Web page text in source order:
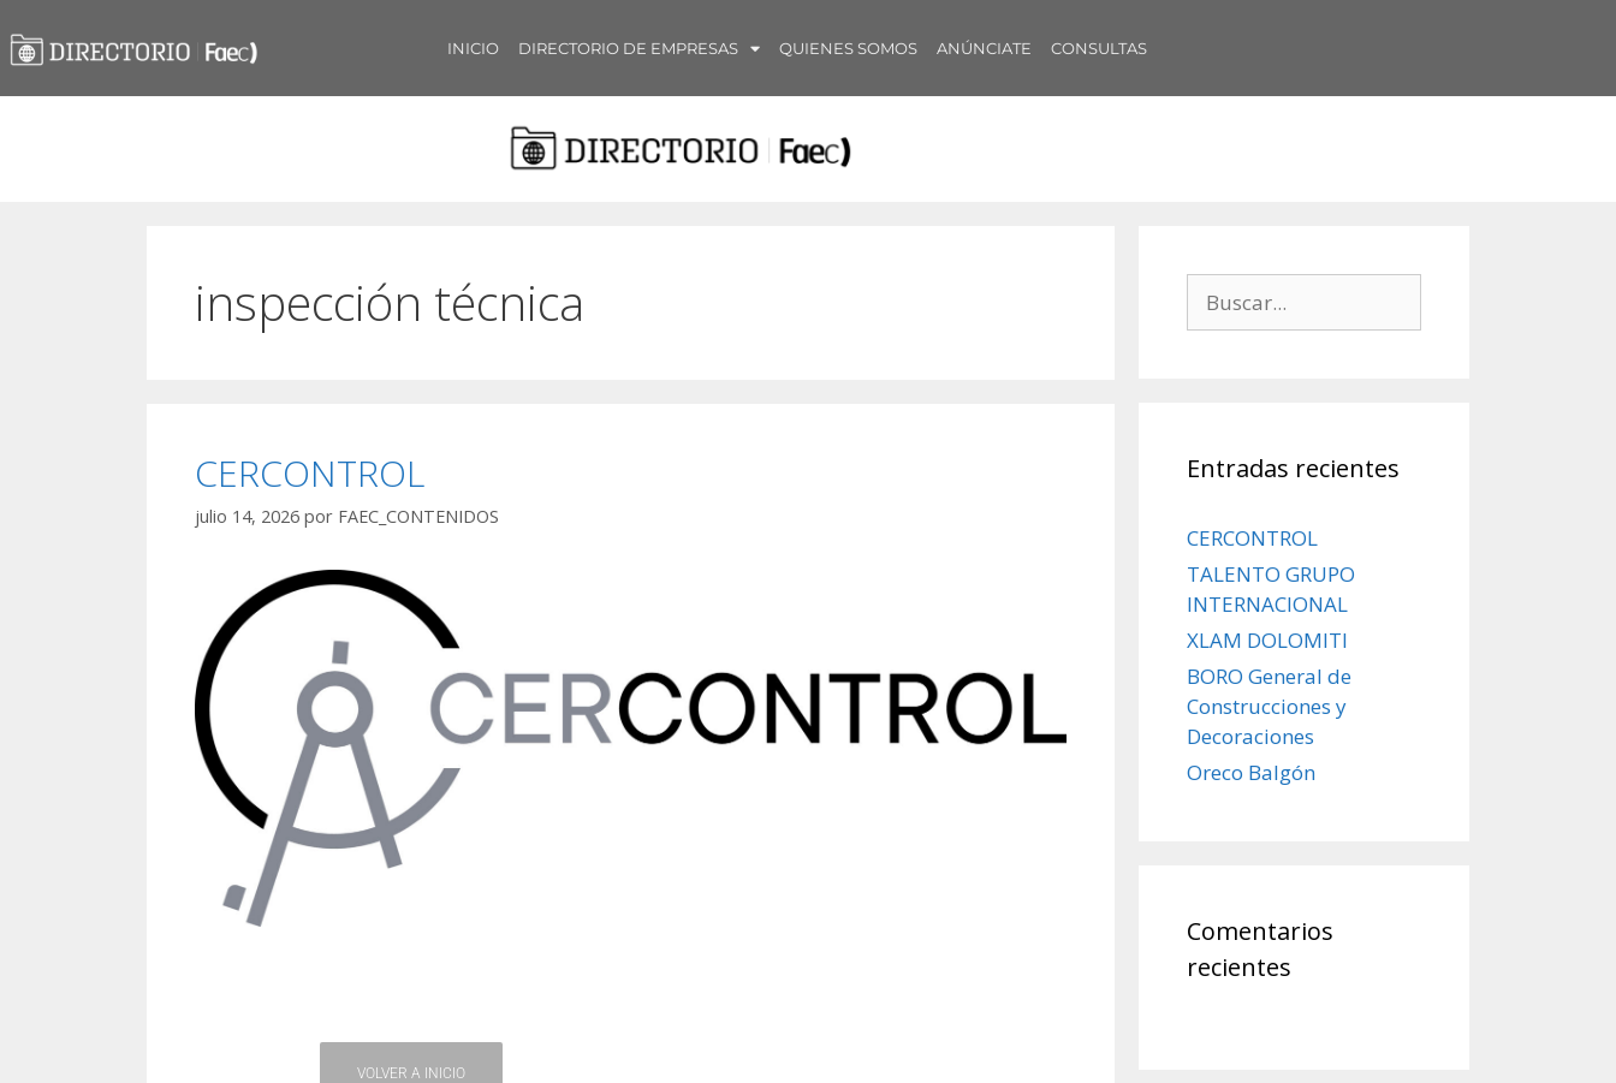
INICIO DIRECTORIO DE EMPRESAS QUIENES SOMOS ANÚNCIATE CONSULTAS
inspección técnica
CERCONTROL
julio 14, 2026 por FAEC_CONTENIDOS
VOLVER A INICIO
Entradas recientes
CERCONTROL
TALENTO GRUPO
INTERNACIONAL
XLAM DOLOMITI
BORO General de
Construcciones y
Decoraciones
Oreco Balgón
Comentarios
recientes